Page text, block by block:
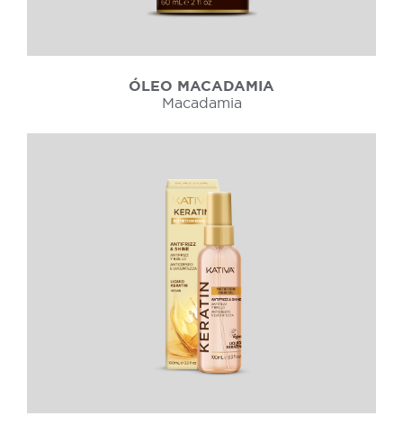
ÓLEO MACADAMIA
Macadamia